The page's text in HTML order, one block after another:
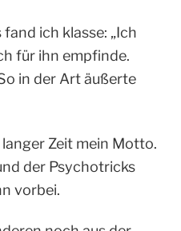
ich klasse: „Ich
für ihn empfinde.
in der Art äußerte
Zeit mein Motto.
der Psychotricks
vorbei.